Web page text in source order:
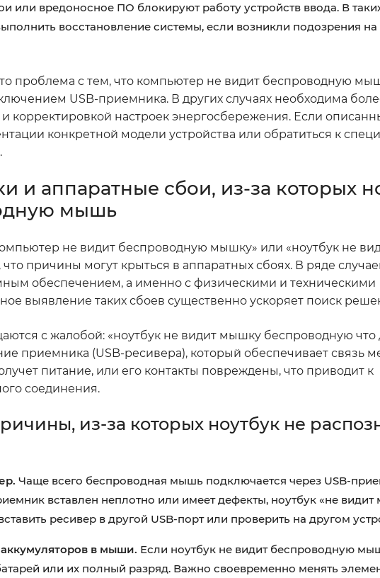
или вредоносное ПО блокируют работу устройств ввода. В
восстановление системы, если возникли подозрения
проблема с тем, что компьютер не видит беспроводную
USB-приемника. В других случаях необходима
корректировкой настроек энергосбережения. Если
конкретной модели устройства или обратиться к
и аппаратные сбои, из-за которых
мышь
не видит беспроводную мышку» или «ноутбук не
причины могут крыться в аппаратных сбоях. В ряде
обеспечением, а именно с физическими и техническими
выявление таких сбоев существенно ускоряет поиск
с жалобой: «ноутбук не видит мышку беспроводную что
приемника (USB-ресивера), который обеспечивает связь
питание, или его контакты повреждены, что приводит к
соединения.
из-за которых ноутбук не
Чаще всего беспроводная мышь подключается через USB-
вставлен неплотно или имеет дефекты, ноутбук «не
ресивер в другой USB-порт или проверить на другом
в мыши. Если ноутбук не видит беспроводную
или их полный разряд. Важно своевременно менять